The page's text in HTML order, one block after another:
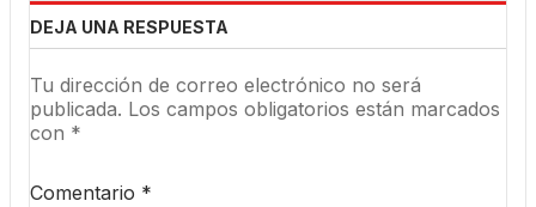
DEJA UNA RESPUESTA
Tu dirección de correo electrónico no será
publicada. Los campos obligatorios están marcados
con *
Comentario *